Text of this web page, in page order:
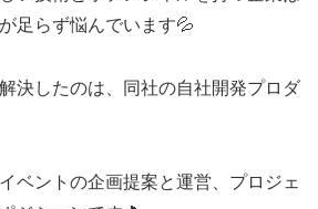
足らず悩んでいます💦
決したのは、同社の自社開発プロダ
ベントの企画提案と運営、プロジェ